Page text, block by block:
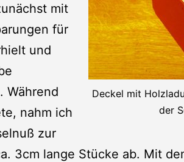
Deckel mit
der
mit
für
und
Während
nahm ich
zur
3cm lange Stücke ab. Mit